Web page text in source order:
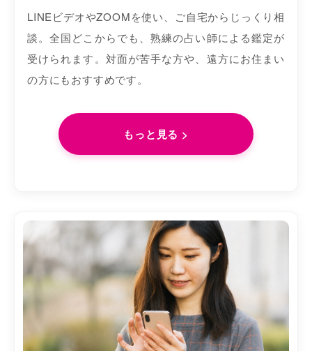
LINEビデオやZOOMを使い、ご自宅からじっくり相
談。全国どこからでも、熟練の占い師による鑑定が
受けられます。対面が苦手な方や、遠方にお住まい
の方にもおすすめです。
もっと見る >